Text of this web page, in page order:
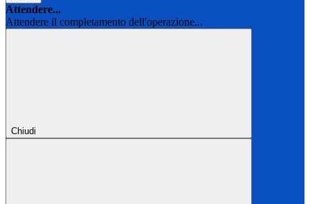
Attendere...
Attendere il completamento dell'operazione...
Chiudi